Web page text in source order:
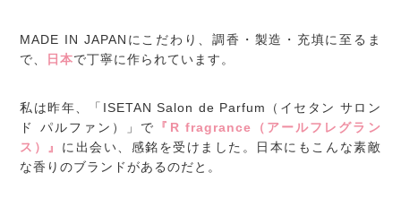
MADE IN JAPANにこだわり、調香・製造・充填に至るま
で、
日本で丁寧に作られています。
私は昨年、「ISETAN Salon de Parfum（イセタン サロン
ド パルファン）」で
『R fragrance（アールフレグラン
ス）』 に出会い、感銘を受けました。日本にもこんな素敵
な香りのブランドがあるのだと。